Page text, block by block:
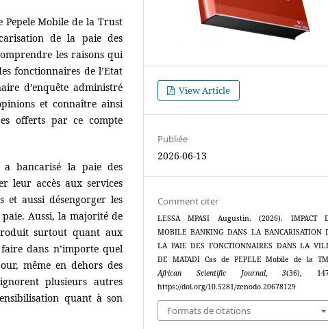
Pepele Mobile de la Trust
de la paie des
les raisons qui
fonctionnaires de l’Etat
d’enquête administré
et connaître ainsi
offerts par ce compte
bancarisé la paie des
leur accès aux services
et aussi désengorger les
Aussi, la majorité de
surtout quant aux
dans n’importe quel
même en dehors des
plusieurs autres
quant à son
View Article
Publiée
2026-06-13
Comment citer
LESSA MPASI Augustin. (2026). IMPACT
MOBILE BANKING DANS LA BANCARISATION
LA PAIE DES FONCTIONNAIRES DANS LA
DE MATADI Cas de PEPELE Mobile de la
African Scientific Journal,3(36),
https://doi.org/10.5281/zenodo.20678129
Formats de citations